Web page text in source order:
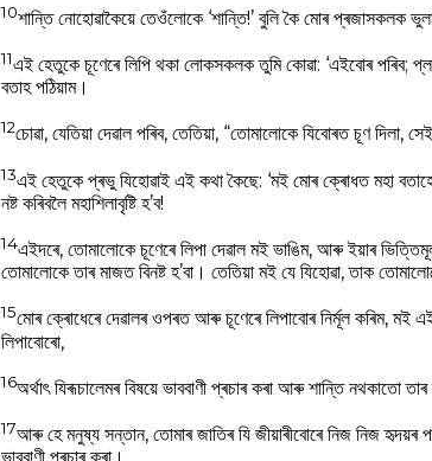
10শান্তি নোহোৱাকৈয়ে তেওঁলোকে ‘শান্তি!’ বুলি কৈ মোৰ প্ৰজাসকলক
11এই হেতুকে চূণেৰে লিপি থকা লোকসকলক তুমি কোৱা: ‘এইবোৰ পৰিব;
বতাহ পঠিয়াম।
12চোৱা, যেতিয়া দেৱাল পৰিব, তেতিয়া, “তোমালোকে যিবোৰত চূণ দিলা,
13এই হেতুকে প্ৰভু যিহোৱাই এই কথা কৈছে: ‘মই মোৰ ক্ৰোধত মহা
নষ্ট কৰিবলৈ মহাশিলাবৃষ্টি হ’ব!
14এইদৰে, তোমালোকে চূণেৰে লিপা দেৱাল মই ভাঙিম, আৰু ইয়াৰ
তোমালোকে তাৰ মাজত বিনষ্ট হ’বা। তেতিয়া মই যে যিহোৱা, তাক
15মোৰ ক্ৰোধেৰে দেৱালৰ ওপৰত আৰু চূণেৰে লিপাবোৰ নিৰ্মূল কৰিম,
লিপাবোৰো,
16অৰ্থাৎ যিৰূচালেমৰ বিষয়ে ভাববাণী প্ৰচাৰ কৰা আৰু শান্তি নথকাতো
17আৰু হে মনুষ্য সন্তান, তোমাৰ জাতিৰ যি জীয়াৰীবোৰে নিজ নিজ